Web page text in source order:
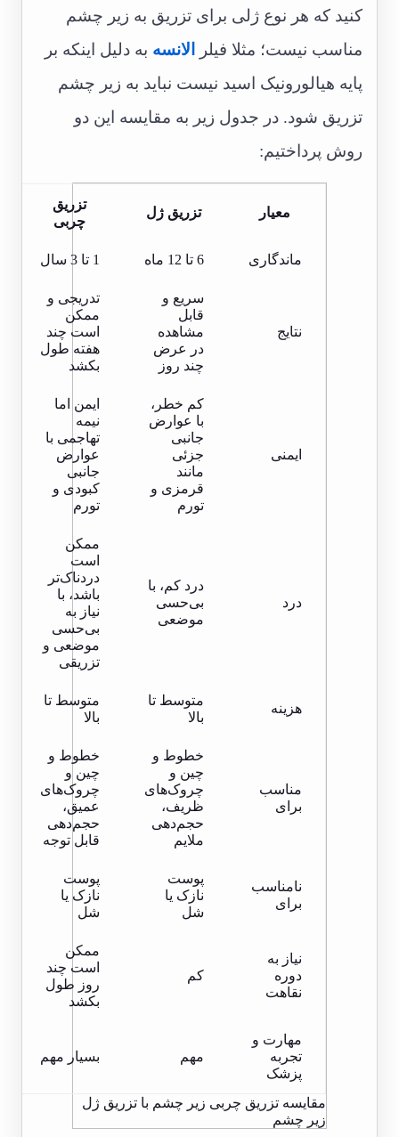
کنید که هر نوع ژلی برای تزریق به زیر چشم
مناسب نیست؛ مثلا فیلر
الانسه به دلیل اینکه بر
پایه هیالورونیک اسید نیست نباید به زیر چشم
تزریق شود. در جدول زیر به مقایسه این دو
روش پرداختیم:
معیار تزریق ژل
تزریق
چربی
ماندگاری 6 تا 12 ماه 1 تا 3 سال
نتایج
سریع و
قابل
مشاهده
در عرض
چند روز
تدریجی و
ممکن
است چند
هفته طول
بکشد
ایمنی
کم خطر،
با عوارض
جانبی
جزئی
مانند
قرمزی و
تورم
ایمن اما
نیمه
تهاجمی با
عوارض
جانبی
کبودی و
تورم
درد
درد کم، با
بی‌حسی
موضعی
ممکن
است
دردناک‌تر
باشد، با
نیاز به
بی‌حسی
موضعی و
تزریقی
هزینه
متوسط ​​تا
بالا
متوسط ​​تا
بالا
مناسب
برای
خطوط و
چین و
چروک‌های
ظریف،
حجم‌دهی
ملایم
خطوط و
چین و
چروک‌های
عمیق،
حجم‌دهی
قابل توجه
نامناسب
برای
پوست
نازک یا
شل
پوست
نازک یا
شل
نیاز به
دوره
نقاهت
کم
ممکن
است چند
روز طول
بکشد
مهارت و
تجربه
پزشک
مهم بسیار مهم
مقایسه تزریق چربی زیر چشم با تزریق ژل
زیر چشم